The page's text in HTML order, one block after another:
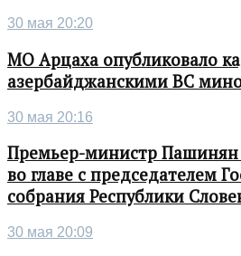
30 мая 20:20
МО Арцаха опубликовало
азербайджанскими ВС
30 мая 20:16
Премьер-министр Пашинян
во главе с председателем
собрания Республики
30 мая 20:09